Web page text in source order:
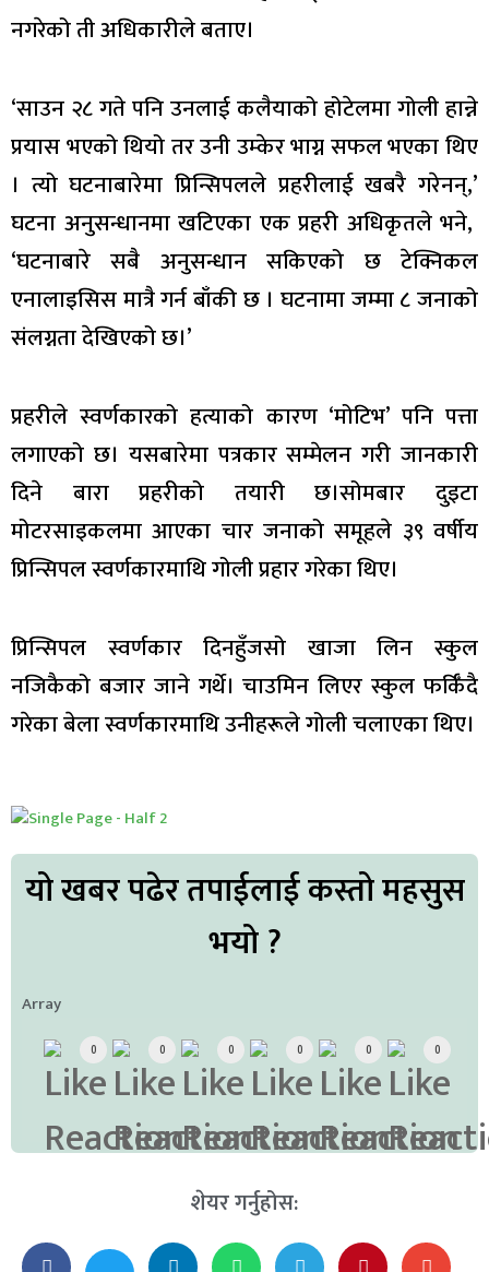
नगरेको ती अधिकारीले बताए।
‘साउन २८ गते पनि उनलाई कलैयाको होटेलमा गोली हान्ने
प्रयास भएको थियो तर उनी उम्केर भाग्न सफल भएका थिए
। त्यो घटनाबारेमा प्रिन्सिपलले प्रहरीलाई खबरै गरेनन्,’
घटना अनुसन्धानमा खटिएका एक प्रहरी अधिकृतले भने,
‘घटनाबारे सबै अनुसन्धान सकिएको छ टेक्निकल
एनालाइसिस मात्रै गर्न बाँकी छ । घटनामा जम्मा ८ जनाको
संलग्नता देखिएको छ।’
प्रहरीले स्वर्णकारको हत्याको कारण ‘मोटिभ’ पनि पत्ता
लगाएको छ। यसबारेमा पत्रकार सम्मेलन गरी जानकारी
दिने बारा प्रहरीको तयारी छ।सोमबार दुइटा
मोटरसाइकलमा आएका चार जनाको समूहले ३९ वर्षीय
प्रिन्सिपल स्वर्णकारमाथि गोली प्रहार गरेका थिए।
प्रिन्सिपल स्वर्णकार दिनहुँजसो खाजा लिन स्कुल
नजिकैको बजार जाने गर्थे। चाउमिन लिएर स्कुल फर्किँदै
गरेका बेला स्वर्णकारमाथि उनीहरूले गोली चलाएका थिए।
यो खबर पढेर तपाईलाई कस्तो महसुस
भयो ?
Array
0 0 0 0 0 0
शेयर गर्नुहोस: